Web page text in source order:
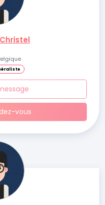
vous